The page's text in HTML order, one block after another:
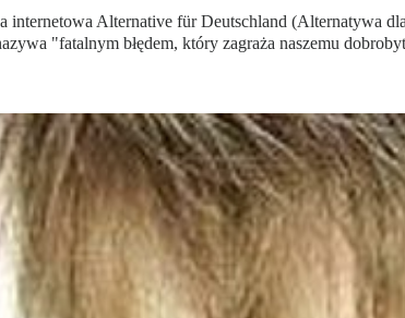
Alternative für Deutschland (Alternatywa
"fatalnym błędem, który zagraża naszemu